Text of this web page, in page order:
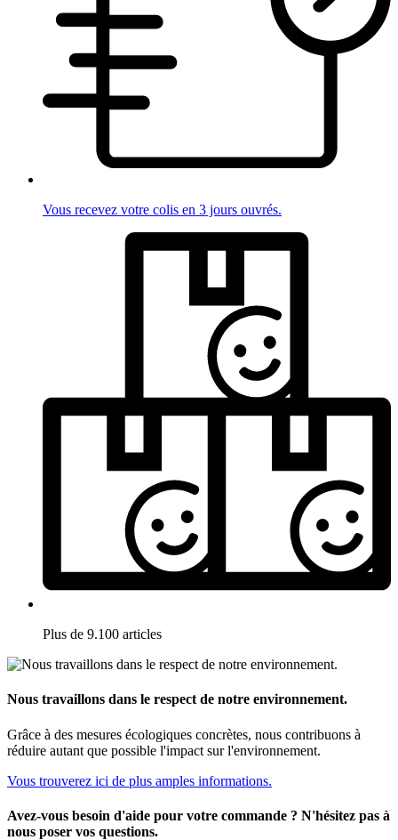
Vous recevez votre colis en 3 jours ouvrés.
Plus de 9.100 articles
Nous travaillons dans le respect de notre environnement.
Grâce à des mesures écologiques concrètes, nous contribuons à
réduire autant que possible l'impact sur l'environnement.
Vous trouverez ici de plus amples informations.
Avez-vous besoin d'aide pour votre commande ? N'hésitez pas à
nous poser vos questions.